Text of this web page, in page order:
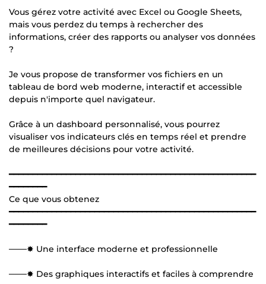
Vous gérez votre activité avec Excel ou Google Sheets,
mais vous perdez du temps à rechercher des
informations, créer des rapports ou analyser vos données
?
Je vous propose de transformer vos fichiers en un
tableau de bord web moderne, interactif et accessible
depuis n'importe quel navigateur.
Grâce à un dashboard personnalisé, vous pourrez
visualiser vos indicateurs clés en temps réel et prendre
de meilleures décisions pour votre activité.
━━━━━━━━━━━━━━━━━━━━━━━━━━━━━━━━━━━━━━━━━━━━━━━━━━━━
━━━━━━━━
Ce que vous obtenez
━━━━━━━━━━━━━━━━━━━━━━━━━━━━━━━━━━━━━━━━━━━━━━━━━━━━
━━━━━━━━
───✸ Une interface moderne et professionnelle
───✸ Des graphiques interactifs et faciles à comprendre